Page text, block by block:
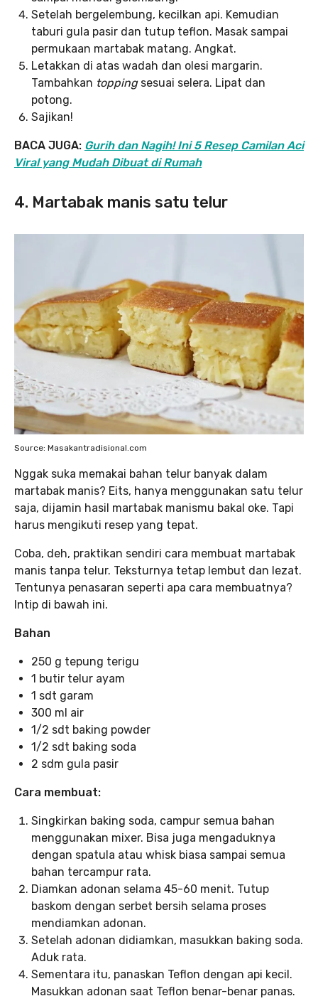
Setelah bergelembung, kecilkan api. Kemudian
taburi gula pasir dan tutup teflon. Masak sampai
permukaan martabak matang. Angkat.
Letakkan di atas wadah dan olesi margarin.
Tambahkan toppingsesuai selera. Lipat dan
potong.
Sajikan!
BACA JUGA: Gurih dan Nagih! Ini 5 Resep Camilan Aci
Viral yang Mudah Dibuat di Rumah
4. Martabak manis satu telur
Source: Masakantradisional.com
Nggak suka memakai bahan telur banyak dalam
martabak manis? Eits, hanya menggunakan satu telur
saja, dijamin hasil martabak manismu bakal oke. Tapi
harus mengikuti resep yang tepat.
Coba, deh, praktikan sendiri cara membuat martabak
manis tanpa telur. Teksturnya tetap lembut dan lezat.
Tentunya penasaran seperti apa cara membuatnya?
Intip di bawah ini.
Bahan
250 g tepung terigu
1 butir telur ayam
1 sdt garam
300 ml air
1/2 sdt baking powder
1/2 sdt baking soda
2 sdm gula pasir
Cara membuat:
Singkirkan baking soda, campur semua bahan
menggunakan mixer. Bisa juga mengaduknya
dengan spatula atau whisk biasa sampai semua
bahan tercampur rata.
Diamkan adonan selama 45-60 menit. Tutup
baskom dengan serbet bersih selama proses
mendiamkan adonan.
Setelah adonan didiamkan, masukkan baking soda.
Aduk rata.
Sementara itu, panaskan Teflon dengan api kecil.
Masukkan adonan saat Teflon benar-benar panas.